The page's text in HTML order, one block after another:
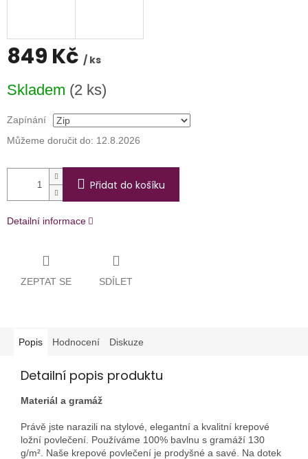
849 Kč / ks
cena:
Skladem (2 ks)
Zapínání
Můžeme doručit do: 12.8.2026
Přidat do košíku
Detailní informace
ZEPTAT SE SDÍLET
Popis Hodnocení Diskuze
Detailní popis produktu
Materiál a gramáž
Právě jste narazili na stylové, elegantní a kvalitní krepové
ložní povlečení. Používáme 100% bavlnu s gramáží 130
g/m². Naše krepové povlečení je prodyšné a savé. Na dotek